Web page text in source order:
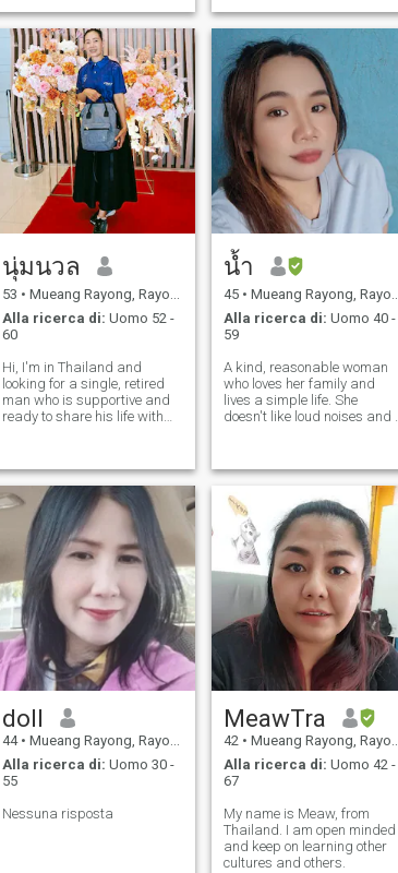
can​ guaran
un uomo gentile e può
prendersi cura di me basta,
aspettando la persona
giusta
นุ่มนวล
53 • Mueang Rayong, Rayong, Thailandia
Alla ricerca di: Uomo 52 -
60
Hi, I'm in Thailand and
looking for a single, retired
man who is supportive and
ready to share his life with
taking care of each other. I'm
looking for a kind, good-
natured man who is
financially
น้ำ
45 • Mueang Rayong, Rayong, Thailandia
Alla ricerca di: Uomo 40 -
59
A kind, reasonable woman
who loves her family and
lives a simple life. She
doesn't like loud noises and .
care of herself all the time.
woman, so scammers, don't
waste you
doll
44 • Mueang Rayong, Rayong, Thailandia
Alla ricerca di: Uomo 30 -
55
Nessuna risposta
MeawTra
42 • Mueang Rayong, Rayong, Thailandia
Alla ricerca di: Uomo 42 -
67
My name is Meaw, from
Thailand. I am open minded
and keep on learning other
cultures and others.